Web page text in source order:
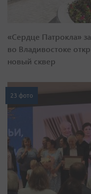
«Сердце Патрокла»
во Владивостоке
новый сквер
23 фото